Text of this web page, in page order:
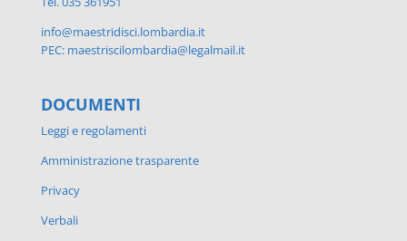
info@maestridisci.lombardia.it
PEC: maestriscilombardia@legalmail.it
DOCUMENTI
Leggi e regolamenti
Amministrazione trasparente
Privacy
Verbali